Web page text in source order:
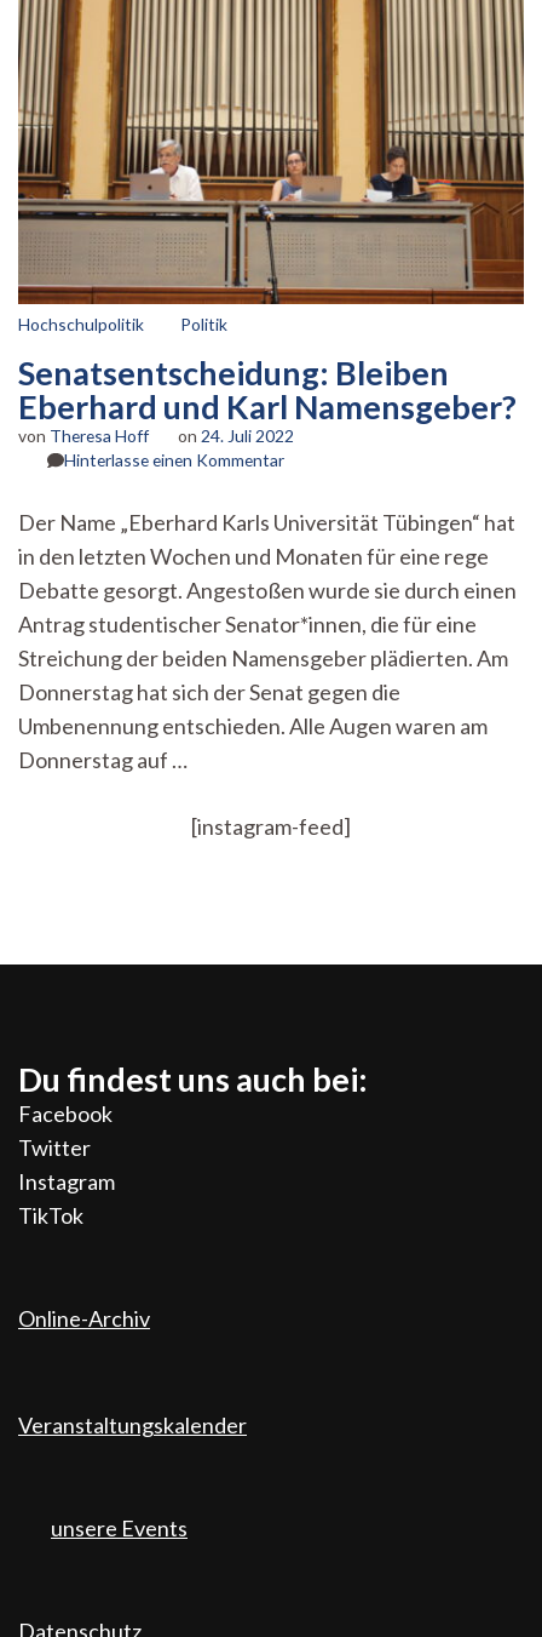
Hochschulpolitik Politik
Senatsentscheidung: Bleiben
Eberhard und Karl Namensgeber?
von Theresa Hoff on 24. Juli 2022
Hinterlasse einen Kommentarzu
Eberhard
und
Namensgeber?
Der Name „Eberhard Karls Universität Tübingen“ hat
in den letzten Wochen und Monaten für eine rege
Debatte gesorgt. Angestoßen wurde sie durch einen
Antrag studentischer Senator*innen, die für eine
Streichung der beiden Namensgeber plädierten. Am
Donnerstag hat sich der Senat gegen die
Umbenennung entschieden. Alle Augen waren am
Donnerstag auf …
[instagram-feed]
Du findest uns auch bei:
Facebook
Twitter
Instagram
TikTok
Online-Archiv
Veranstaltungskalender
unsere Events
Datenschutz